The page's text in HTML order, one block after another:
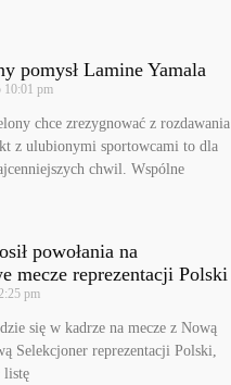
pomysł Lamine Yamala
10:01 pm
chce zrezygnować z rozdawania
z ulubionymi sportowcami to dla
chwil. Wspólne
powołania na
mecze reprezentacji Polski
pm
się w kadrze na mecze z Nową
Selekcjoner reprezentacji Polski,
listę